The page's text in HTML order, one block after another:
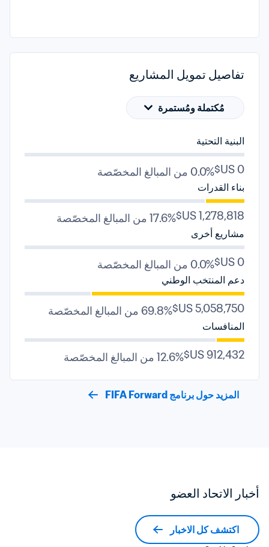
تفاصيل تمويل المشاريع
مُكتملة ومُستمرة
البنية التحتية
0.0% من المبالغ المخصّصة
بناء القدرات
17.6% من المبالغ المخصّصة
مشاريع أخرى
0.0% من المبالغ المخصّصة
دعم المنتخب الوطني
69.8% من المبالغ المخصّصة
المنافسات
12.6% من المبالغ المخصّصة
المزيد حول برنامج FIFA Forward
أخبار الاتحاد العضو
اكتشف كل الاخبار